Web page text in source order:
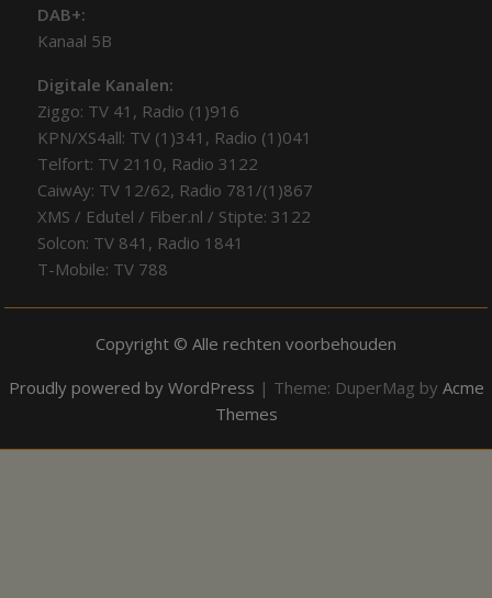
DAB+:
Kanaal 5B
Digitale Kanalen:
Ziggo: TV 41, Radio (1)916
KPN/XS4all: TV (1)341, Radio (1)041
Telfort: TV 2110, Radio 3122
CaiwAy: TV 12/62, Radio 781/(1)867
XMS / Edutel / Fiber.nl / Stipte: 3122
Solcon: TV 841, Radio 1841
T-Mobile: TV 788
Copyright © Alle rechten voorbehouden
Proudly powered by WordPress | Theme: DuperMag by Acme
Themes